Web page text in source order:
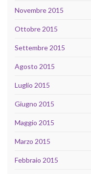
Novembre 2015
Ottobre 2015
Settembre 2015
Agosto 2015
Luglio 2015
Giugno 2015
Maggio 2015
Marzo 2015
Febbraio 2015